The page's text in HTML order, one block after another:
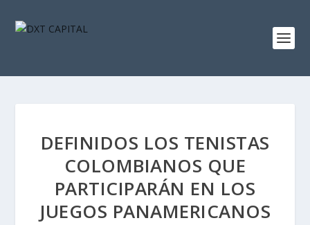
DEFINIDOS LOS TENISTAS
COLOMBIANOS QUE
PARTICIPARÁN EN LOS
JUEGOS PANAMERICANOS